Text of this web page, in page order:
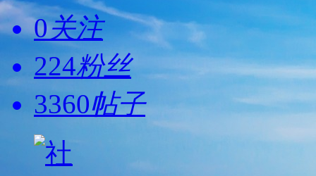
0关注
224粉丝
3360帖子